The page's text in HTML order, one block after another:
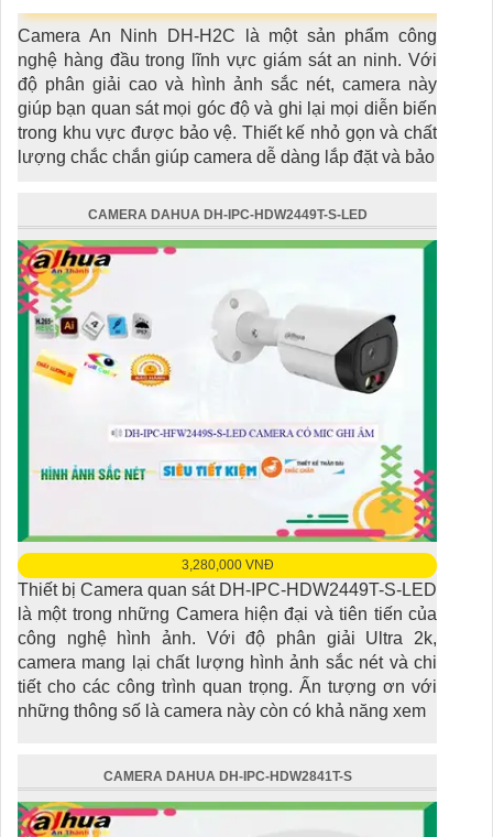
Camera An Ninh DH-H2C là một sản phẩm công
nghệ hàng đầu trong lĩnh vực giám sát an ninh. Với
độ phân giải cao và hình ảnh sắc nét, camera này
giúp bạn quan sát mọi góc độ và ghi lại mọi diễn biến
trong khu vực được bảo vệ. Thiết kế nhỏ gọn và chất
lượng chắc chắn giúp camera dễ dàng lắp đặt và bảo
CAMERA DAHUA DH-IPC-HDW2449T-S-LED
3,280,000 VNĐ
Thiết bị Camera quan sát DH-IPC-HDW2449T-S-LED
là một trong những Camera hiện đại và tiên tiến của
công nghệ hình ảnh. Với độ phân giải Ultra 2k,
camera mang lại chất lượng hình ảnh sắc nét và chi
tiết cho các công trình quan trọng. Ấn tượng ơn với
những thông số là camera này còn có khả năng xem
CAMERA DAHUA DH-IPC-HDW2841T-S